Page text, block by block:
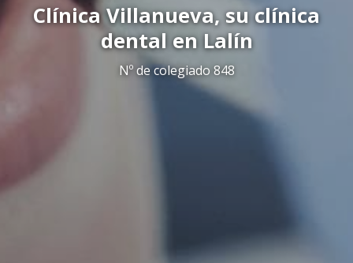
Clínica Villanueva, su clínica
dental en Lalín
Nº de colegiado 848